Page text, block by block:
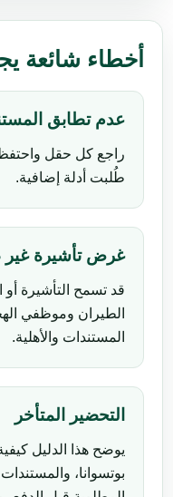
أخطاء شائعة
عدم تطابق
راجع كل حقل واحتفظ
طُلبت أدلة إضافية.
غرض تأشيرة
قد تسمح التأشيرة
الطيران وموظفي
المستندات والأهلية.
التحضير المتأخر
يوضح هذا الدليل
بوتسوانا،